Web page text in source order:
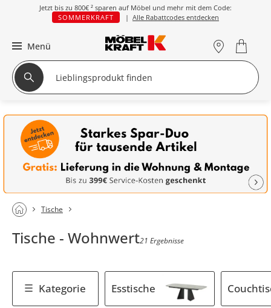
Jetzt bis zu 800€ ² sparen auf Möbel und mehr mit dem Code:
SOMMERKRAFT
| Alle Rabattcodes entdecken
Menü
Tische
Tische - Wohnwert21 Ergebnisse
Kategorie Esstische